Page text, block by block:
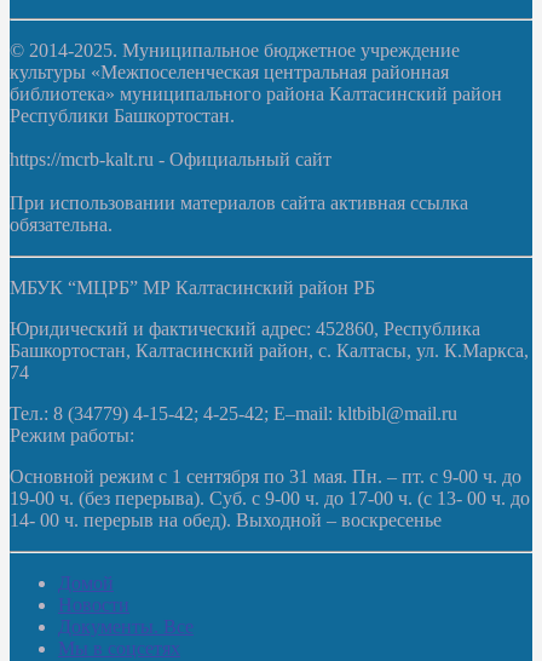
© 2014-2025. Муниципальное бюджетное учреждение
культуры «Межпоселенческая центральная районная
библиотека» муниципального района Калтасинский район
Республики Башкортостан.
https://mcrb-kalt.ru - Официальный сайт
При использовании материалов сайта активная ссылка
обязательна.
МБУК “МЦРБ” МР Калтасинский район РБ
Юридический и фактический адрес: 452860, Республика
Башкортостан, Калтасинский район, с. Калтасы, ул. К.Маркса,
74
Тел.: 8 (34779) 4-15-42; 4-25-42; E–mail: kltbibl@mail.ru
Режим работы:
Основной режим с 1 сентября по 31 мая. Пн. – пт. с 9-00 ч. до
19-00 ч. (без перерыва). Суб. с 9-00 ч. до 17-00 ч. (с 13- 00 ч. до
14- 00 ч. перерыв на обед). Выходной – воскресенье
Домой
Новости
Документы. Все
Мы в соцсетях